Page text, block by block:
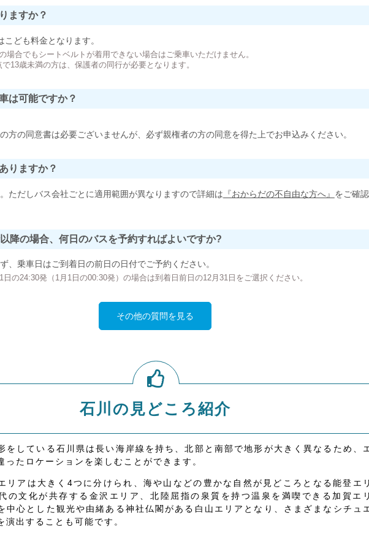
ますか？
ども料金となります。
場合でもシートベルトが着用できない場合はご乗車いただけません。
13歳未満の方は、保護者の同行が必要となります。
は可能ですか？
方の同意書は必要ございませんが、必ず親権者の方の同意を得た上でお申込みください。
りますか？
ただしバス会社ごとに適用範囲が異なりますので詳細は 『おからだの不自由な方へ』 をご確
降の場合、何日のバスを予約すればよいですか?
、乗車日はご到着日の前日の日付でご予約ください。
日の24:30発（1月1日の00:30発）の場合は到着日前日の12月31日をご選択ください。
その他の質問を見る
石川の見どころ紹介
をしている石川県は長い海岸線を持ち、北部と南部で地形が大きく異なるため、
ったロケーションを楽しむことができます。
リアは大きく4つに分けられ、海や山などの豊かな自然が見どころとなる能登エ
の文化が共存する金沢エリア、北陸屈指の泉質を持つ温泉を満喫できる加賀エ
中心とした観光や由緒ある神社仏閣がある白山エリアとなり、さまざまなシチュ
演出することも可能です。